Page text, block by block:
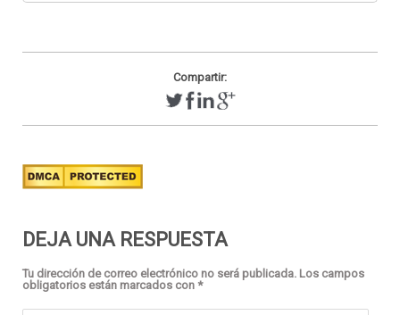
Compartir:
DEJA UNA RESPUESTA
Tu dirección de correo electrónico no será publicada. Los campos
obligatorios están marcados con *